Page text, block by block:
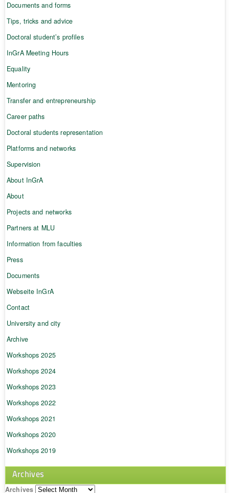
Documents and forms
Tips, tricks and advice
Doctoral student’s profiles
InGrA Meeting Hours
Equality
Mentoring
Transfer and entrepreneurship
Career paths
Doctoral students representation
Platforms and networks
Supervision
About InGrA
About
Projects and networks
Partners at MLU
Information from faculties
Press
Documents
Webseite InGrA
Contact
University and city
Archive
Workshops 2025
Workshops 2024
Workshops 2023
Workshops 2022
Workshops 2021
Workshops 2020
Workshops 2019
Archives
Archives